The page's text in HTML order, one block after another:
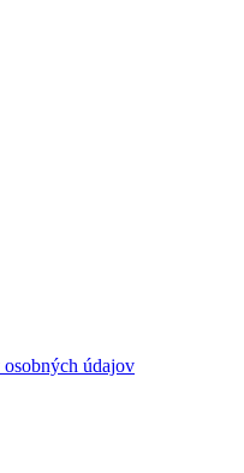
osobných údajov